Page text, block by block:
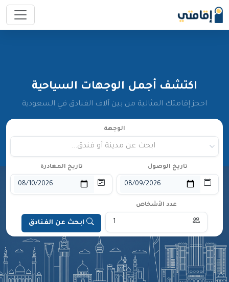
اكتشف أجمل الوجهات السياحية
احجز إقامتك المثالية من بين آلاف الفنادق في السعودية
الوجهة
ابحث عن مدينة أو فندق...
تاريخ الوصول تاريخ المغادرة
عدد الأشخاص
ابحث عن الفنادق